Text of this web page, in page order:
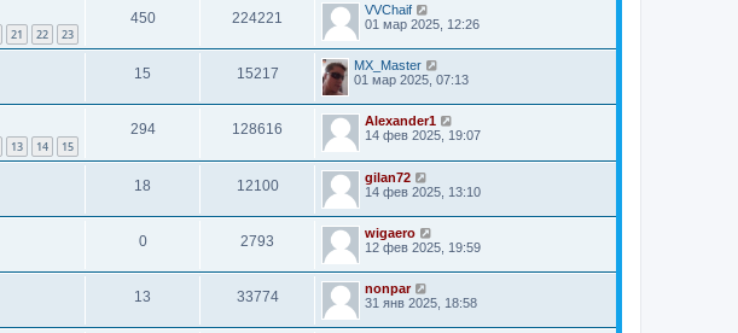
21 22 23
450 224221
VVChaif
01 мар 2025, 12:26
15 15217
MX_Master
01 мар 2025, 07:13
13 14 15
294 128616
Alexander1
14 фев 2025, 19:07
18 12100
gilan72
14 фев 2025, 13:10
0 2793
wigaero
12 фев 2025, 19:59
13 33774
nonpar
31 янв 2025, 18:58